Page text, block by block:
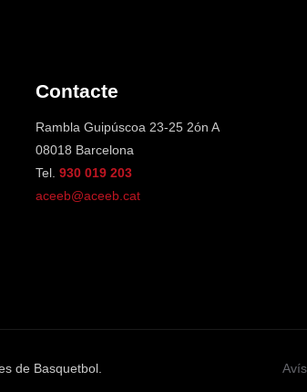
Contacte
Rambla Guipúscoa 23-25 2ón A
08018 Barcelona
Tel.930 019 203
aceeb@aceeb.cat
de Basquetbol.